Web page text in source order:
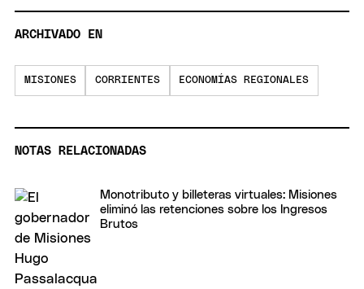
ARCHIVADO EN
MISIONES CORRIENTES ECONOMÍAS REGIONALES
NOTAS RELACIONADAS
Monotributo y billeteras virtuales: Misiones
eliminó las retenciones sobre los Ingresos
Brutos